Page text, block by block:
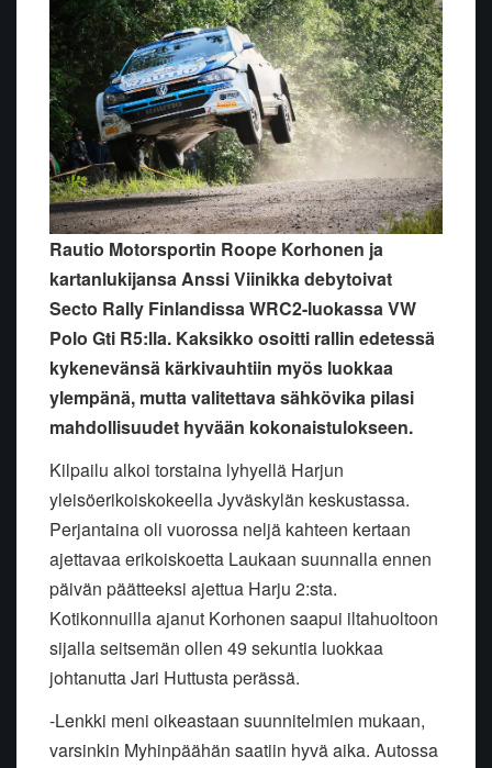
Rautio Motorsportin Roope Korhonen ja
kartanlukijansa Anssi Viinikka debytoivat
Secto Rally Finlandissa WRC2-luokassa VW
Polo Gti R5:lla. Kaksikko osoitti rallin edetessä
kykenevänsä kärkivauhtiin myös luokkaa
ylempänä, mutta valitettava sähkövika pilasi
mahdollisuudet hyvään kokonaistulokseen.
Kilpailu alkoi torstaina lyhyellä Harjun
yleisöerikoiskokeella Jyväskylän keskustassa.
Perjantaina oli vuorossa neljä kahteen kertaan
ajettavaa erikoiskoetta Laukaan suunnalla ennen
päivän päätteeksi ajettua Harju 2:sta.
Kotikonnuilla ajanut Korhonen saapui iltahuoltoon
sijalla seitsemän ollen 49 sekuntia luokkaa
johtanutta Jari Huttusta perässä.
-Lenkki meni oikeastaan suunnitelmien mukaan,
varsinkin Myhinpäähän saatiin hyvä aika. Autossa